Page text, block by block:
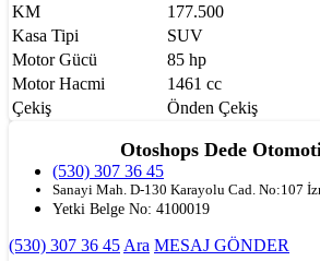
KM
177.500
Kasa Tipi
SUV
Motor Gücü
85 hp
Motor Hacmi
1461 cc
Çekiş
Önden Çekiş
Otoshops Dede
(530) 307 36 45
Sanayi Mah. D-130 Karayolu Cad. No:107
Yetki Belge No: 4100019
(530) 307 36 45 Ara MESAJ GÖNDER